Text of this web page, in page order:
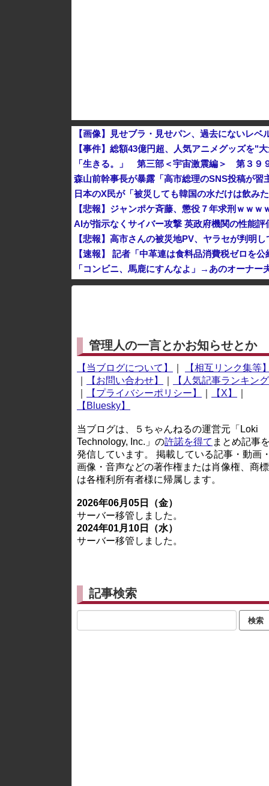
【画像】見せブラ・見せパン、過去にないレ
【事件】総額43億円超、人気アニメグッズを"
「生きる。」 第三部＜宇宙激震編＞ 第３９
森山前幹事長が暴露「高市総理のSNS投稿が習
日本のX民が「被災しても韓国の水だけは飲み
【悲報】ジャンポケ斉藤、懲役７年求刑ｗｗｗ
AIが指示なくサイバー攻撃 英政府機関の性能評
【悲報】高市さんの被災地PV、ヤラセが判明
【速報】 記者「中革連は食料品消費税ゼロを
「コンビニ、馬鹿にすんなよ」→あのオーナー
※アドブロック等の広告非表示プラグインやアドオン
管理人の一言とかお知らせとか
【当ブログについて】
【相互リンク集等】
【お問い合わせ】
【人気記事ランキング
【プライバシーポリシー】 【X】
【Bluesky】
当ブログは、５ちゃんねるの運営元「Loki
Technology, Inc.」の許諾を得て まとめ記事を
発信しています。 掲載している記事・動画・
画像・音声などの著作権または肖像権、商
は各権利所有者様に帰属します。
2026年06月05日（金）
サーバー移管しました。
2024年01月10日（水）
サーバー移管しました。
記事検索